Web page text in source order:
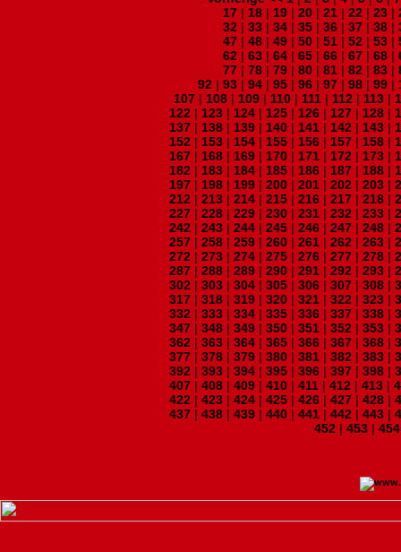
17 | 18 | 19 | 20 | 21 | 22 | 23 |
32 | 33 | 34 | 35 | 36 | 37 | 38 |
47 | 48 | 49 | 50 | 51 | 52 | 53 |
62 | 63 | 64 | 65 | 66 | 67 | 68 |
77 | 78 | 79 | 80 | 81 | 82 | 83 |
92 | 93 | 94 | 95 | 96 | 97 | 98 | 99 |
107 | 108 | 109 | 110 | 111 | 112 | 113 |
122 | 123 | 124 | 125 | 126 | 127 | 128 |
137 | 138 | 139 | 140 | 141 | 142 | 143 |
152 | 153 | 154 | 155 | 156 | 157 | 158 |
167 | 168 | 169 | 170 | 171 | 172 | 173 |
182 | 183 | 184 | 185 | 186 | 187 | 188 |
197 | 198 | 199 |200 |201 |202 |203 |
212 | 213 | 214 | 215 | 216 | 217 | 218 |
227 | 228 | 229 | 230 | 231 | 232 | 233 |
242 | 243 | 244 | 245 | 246 | 247 | 248 |
257 | 258 | 259 | 260 | 261 | 262 | 263 |
272 | 273 | 274 | 275 | 276 | 277 | 278 |
287 | 288 | 289 | 290 | 291 | 292 | 293 |
302 |303 |304 |305 |306 |307 |308 |
317 | 318 | 319 | 320 | 321 | 322 | 323 |
332 | 333 | 334 | 335 | 336 | 337 | 338 |
347 | 348 | 349 | 350 | 351 | 352 | 353 |
362 | 363 | 364 | 365 | 366 | 367 | 368 |
377 | 378 | 379 | 380 | 381 | 382 | 383 |
392 | 393 | 394 | 395 | 396 | 397 | 398 |
407 |408 |409 |410 |411 |412 |413 |
422 | 423 | 424 | 425 | 426 | 427 | 428 |
437 | 438 | 439 | 440 | 441 | 442 | 443 |
452 | 453 | 454